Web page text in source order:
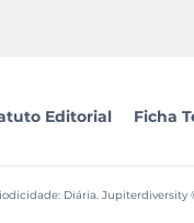
Editorial Ficha
Diária. Jupiterdiversity